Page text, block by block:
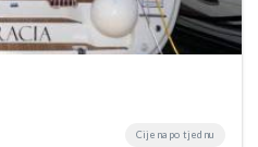
Cijena po tjednu